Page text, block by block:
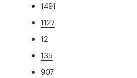
1491
1127
12
135
907